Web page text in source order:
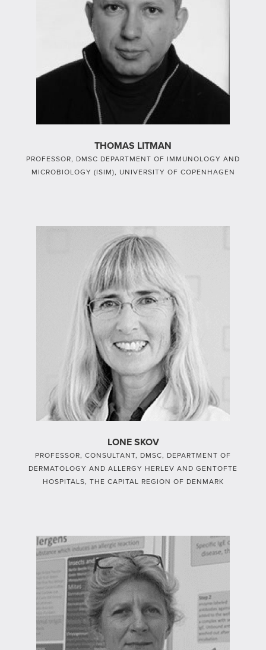
THOMAS LITMAN
PROFESSOR, DMSC DEPARTMENT OF IMMUNOLOGY AND
MICROBIOLOGY (ISIM), UNIVERSITY OF COPENHAGEN
LONE SKOV
PROFESSOR, CONSULTANT, DMSC, DEPARTMENT OF
DERMATOLOGY AND ALLERGY HERLEV AND GENTOFTE
HOSPITALS, THE CAPITAL REGION OF DENMARK